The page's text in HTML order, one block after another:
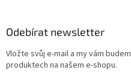
Odebírat newsletter
Vložte svůj e-mail a my vám
produktech na našem e-shopu.